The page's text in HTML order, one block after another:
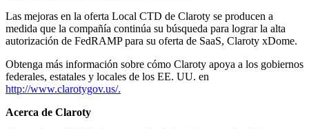
Las mejoras en la oferta Local CTD de Claroty se producen a
medida que la compañía continúa su búsqueda para lograr la alta
autorización de FedRAMP para su oferta de SaaS, Claroty xDome.
Obtenga más información sobre cómo Claroty apoya a los gobiernos
federales, estatales y locales de los EE. UU. en
http://www.clarotygov.us/.
Acerca de Claroty